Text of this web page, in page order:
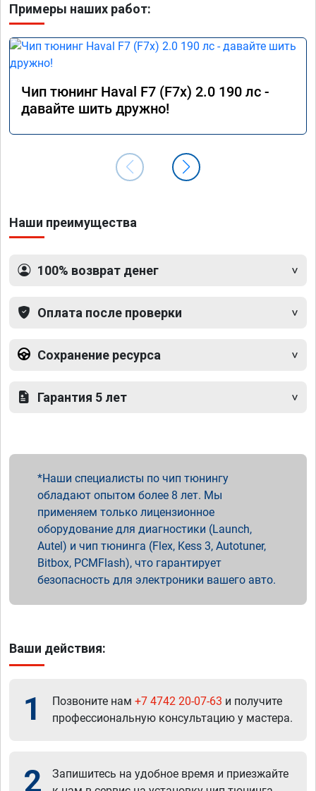
Примеры наших работ:
Чип тюнинг Haval F7 (F7x) 2.0 190 лс -
давайте шить дружно!
Наши преимущества
100% возврат денег
Оплата после проверки
Сохранение ресурса
Гарантия 5 лет
Наши специалисты по чип тюнингу
обладают опытом более 8 лет. Мы
применяем только лицензионное
оборудование для диагностики (Launch,
Autel) и чип тюнинга (Flex, Kess 3, Autotuner,
Bitbox, PCMFlash), что гарантирует
безопасность для электроники вашего авто.
Ваши действия:
1 Позвоните нам +7 4742 20-07-63 и получите
профессиональную консультацию у мастера.
2
Запишитесь на удобное время и приезжайте